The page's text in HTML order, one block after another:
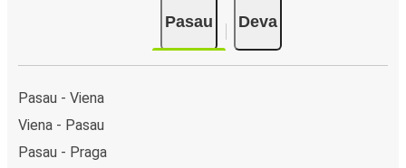
Pasau Deva
Pasau - Viena
Viena - Pasau
Pasau - Praga